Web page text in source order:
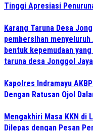
Tinggi Apresiasi
Karang Taruna Desa
pembersihan
bentuk kepemudaan
taruna desa Jonggol Jaya
Kapolres Indramayu
Dengan Ratusan Ojol
Mengakhiri Masa KKN di
Dilepas dengan Pesan